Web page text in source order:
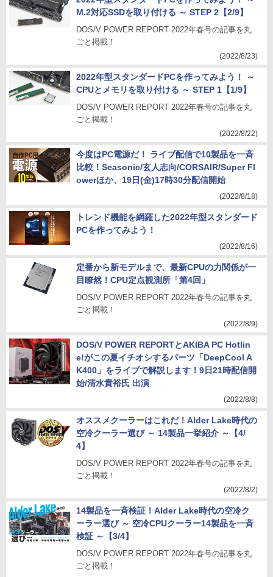
M.2対応SSDを取り付ける ～ STEP 2【2/9】
DOS/V POWER REPORT 2022年春号の記事を丸
ごと掲載！
(2022/8/23)
2022年型スタンダードPCを作ってみよう！ ～
CPUとメモリを取り付ける ～ STEP 1【1/9】
DOS/V POWER REPORT 2022年春号の記事を丸
ごと掲載！
(2022/8/22)
今度はPC電源だ！ ライブ配信で10製品を一斉
比較！Seasonic/玄人志向/CORSAIR/Super Fl
owerほか、19日(金)17時30分配信開始
(2022/8/18)
トレンド機能を網羅した2022年型スタンダード
PCを作ってみよう！
(2022/8/16)
定番から新モデルまで、最新CPUの力関係が一
目瞭然！CPU定点観測所「第4回」
DOS/V POWER REPORT 2022年春号の記事を丸
ごと掲載！
(2022/8/9)
DOS/V POWER REPORTとAKIBA PC Hotlin
e!がこの夏イチオシするパーツ「DeepCool A
K400」をライブで解説します！9日21時配信開
始/清水貴裕氏 出演
(2022/8/8)
オススメクーラーはこれだ！Alder Lake時代の
空冷クーラー選び ～ 14製品一挙紹介 ～【4/
4】
DOS/V POWER REPORT 2022年春号の記事を丸
ごと掲載！
(2022/8/2)
14製品を一斉検証！Alder Lake時代の空冷ク
ーラー選び ～ 空冷CPUクーラー14製品を一斉
検証 ～【3/4】
DOS/V POWER REPORT 2022年春号の記事を丸
ごと掲載！